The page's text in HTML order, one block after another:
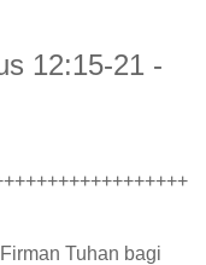
12:15-21 -
Tuhan bagi